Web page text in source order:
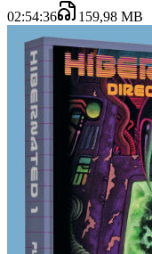
02:54:36
159,98 MB